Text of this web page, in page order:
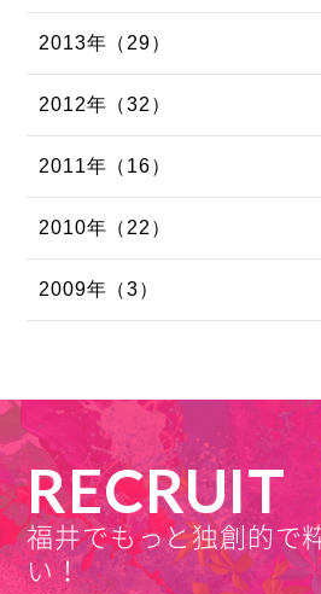
2013年（29）
2012年（32）
2011年（16）
2010年（22）
2009年（3）
RECRUIT
福井でもっと独創的で
い！